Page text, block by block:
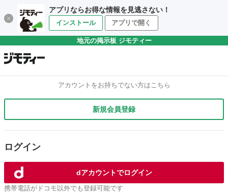
アプリならお得な情報を見逃さない！
インストール アプリで開く
地元の掲示板 ジモティー
アカウントをお持ちでない方はこちら
新規会員登録
ログイン
dアカウントでログイン
携帯電話がドコモ以外でも登録可能です